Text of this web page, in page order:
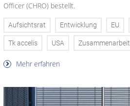
Officer (CHRO) bestellt.
Aufsichtsrat Entwicklung EU
Tk accelis USA Zusammenarbeit
Mehr erfahren